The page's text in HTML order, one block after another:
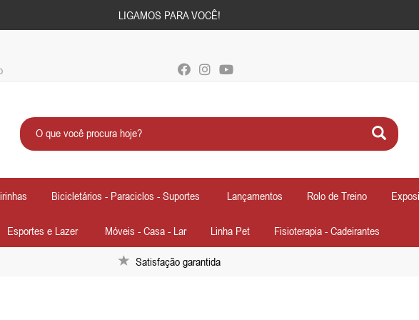
LIGAMOS PARA VOCÊ!
Bicicletários - Paraciclos - Suportes Lançamentos Rolo de Treino
Esportes e Lazer Móveis - Casa - Lar Linha Pet Fisioterapia - Cadeirantes
Satisfação garantida